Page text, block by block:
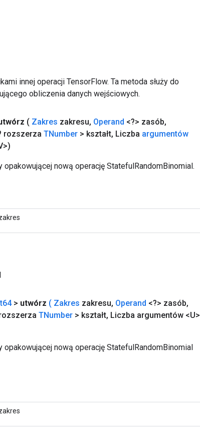
innej operacji TensorFlow. Ta metoda służy do
obliczenia danych wejściowych.
( Zakres zakresu, Operand <?> zasób,
rozszerza TNumber > kształt, Liczba argumentów
nową operację StatefulRandomBinomial.
> utwórz ( Zakres zakresu, Operand <?> zasób,
TNumber > kształt, Liczba argumentów <U>
nową operację StatefulRandomBinomial